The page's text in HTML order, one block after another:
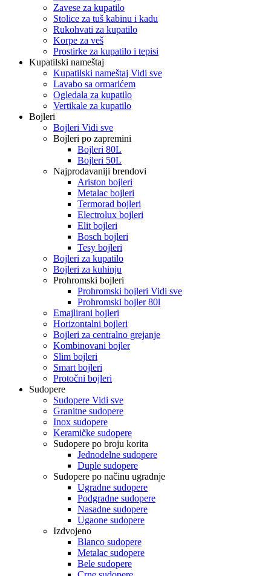
Zavese za kupatilo
Stolice za tuš kabinu i kadu
Rukohvati za kupatilo
Korpe za veš
Prostirke za kupatilo i tepisi
Kupatilski nameštaj
Kupatilski nameštaj Vidi sve
Lavabo sa ormarićem
Ogledala za kupatilo
Vertikale za kupatilo
Bojleri
Bojleri Vidi sve
Bojleri po zapremini
Bojleri 80L
Bojleri 50L
Najprodavaniji brendovi
Ariston bojleri
Metalac bojleri
Termorad bojleri
Electrolux bojleri
Elit bojleri
Bosch bojleri
Tesy bojleri
Bojleri za kupatilo
Bojleri za kuhinju
Prohromski bojleri
Prohromski bojleri Vidi sve
Prohromski bojler 80l
Emajlirani bojleri
Horizontalni bojleri
Bojleri za centralno grejanje
Kombinovani bojler
Slim bojleri
Smart bojleri
Protočni bojleri
Sudopere
Sudopere Vidi sve
Granitne sudopere
Inox sudopere
Keramičke sudopere
Sudopere po broju korita
Jednodelne sudopere
Duple sudopere
Sudopere po načinu ugradnje
Ugradne sudopere
Podgradne sudopere
Nasadne sudopere
Ugaone sudopere
Izdvojeno
Blanco sudopere
Metalac sudopere
Bele sudopere